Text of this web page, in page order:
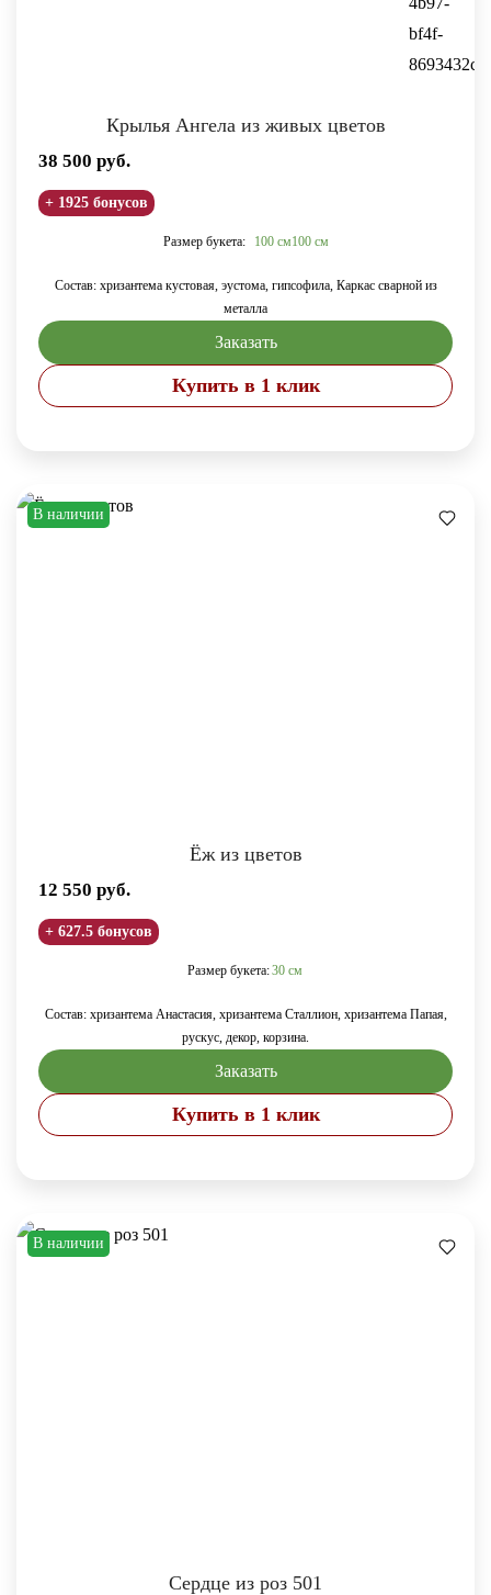
Крылья Ангела из живых цветов
38 500 руб.
+ 1925 бонусов
Размер букета: 100 см100 см
Состав: хризантема кустовая, эустома, гипсофила, Каркас сварной из
металла
Заказать
Купить в 1 клик
В наличии
Ёж из цветов
12 550 руб.
+ 627.5 бонусов
Размер букета:30 см
Состав: хризантема Анастасия, хризантема Сталлион, хризантема Папая,
рускус, декор, корзина.
Заказать
Купить в 1 клик
В наличии
Сердце из роз 501